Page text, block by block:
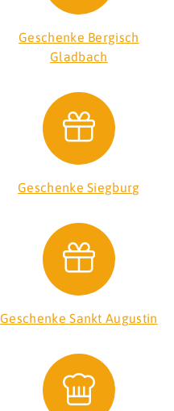
Geschenke Bergisch
Gladbach
Geschenke Siegburg
Geschenke Sankt Augustin